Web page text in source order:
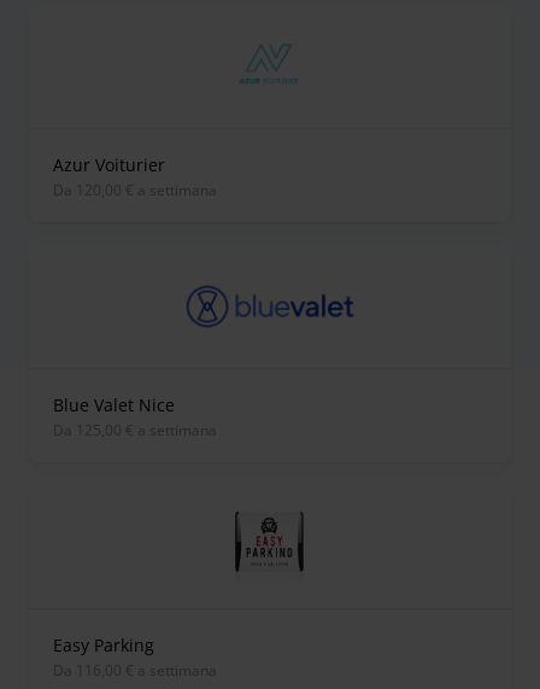
Azur Voiturier
Da 120,00 € a settimana
Blue Valet Nice
Da 125,00 € a settimana
Easy Parking
Da 116,00 € a settimana